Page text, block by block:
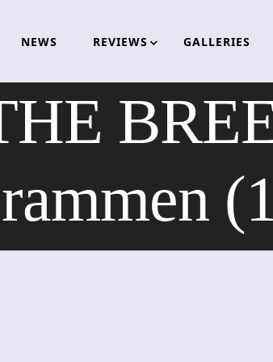
NEWS REVIEWS GALLERIES